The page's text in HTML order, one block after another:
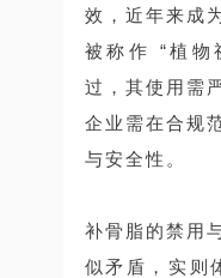
效，近年来成
被称作 “植物
过，其使用需
企业需在合规
与安全性。
补骨脂的禁用
似矛盾，实则